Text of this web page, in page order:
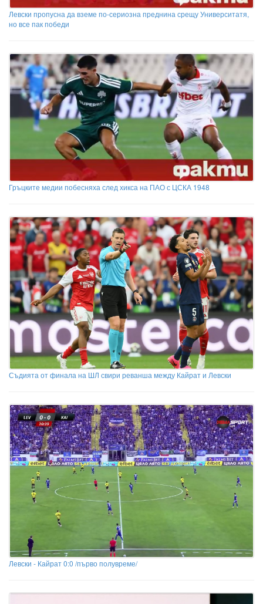
Левски пропусна да вземе по-сериозна преднина срещу Университатя,
но все пак победи
Гръцките медии побесняха след хикса на ПАО с ЦСКА 1948
Съдията от финала на ШЛ свири реванша между Кайрат и Левски
Левски - Кайрат 0:0 /първо полувреме/